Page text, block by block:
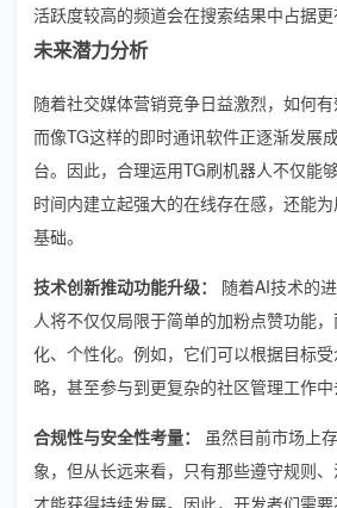
活跃度较高的频道会在搜索结果中占据更
未来潜力分析
随着社交媒体营销竞争日益激烈，如何有
而像TG这样的即时通讯软件正逐渐发展
台。因此，合理运用TG刷机器人不仅能
时间内建立起强大的在线存在感，还能
基础。
技术创新推动功能升级：
随着AI技术的
人将不仅仅局限于简单的加粉点赞功能
化、个性化。例如，它们可以根据目标
略，甚至参与到更复杂的社区管理工作中
合规性与安全性考量：
虽然目前市场上
象，但从长远来看，只有那些遵守规则
才能获得持续发展。因此，开发者们需